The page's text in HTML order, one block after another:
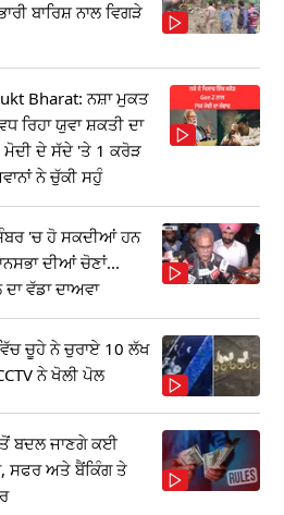
ਬਾਰਿਸ਼ ਨਾਲ ਵਿਗੜੇ
Bharat: ਨਸ਼ਾ ਮੁਕਤ
ਰਿਹਾ ਯੁਵਾ ਸ਼ਕਤੀ ਦਾ
ਦੇ ਸੱਦੇ 'ਤੇ 1 ਕਰੋੜ
ਨੇ ਚੁੱਕੀ ਸਹੁੰ
'ਚ ਹੋ ਸਕਦੀਆਂ ਹਨ
ਦੀਆਂ ਚੋਣਾਂ...
ਵੱਡਾ ਦਾਅਵਾ
ਚੂਹੇ ਨੇ ਚੁਰਾਏ 10 ਲੱਖ
ਨੇ ਖੋਲੀ ਪੋਲ
ਬਦਲ ਜਾਣਗੇ ਕਈ
ਸਫਰ ਅਤੇ ਬੈਂਕਿੰਗ ਤੇ